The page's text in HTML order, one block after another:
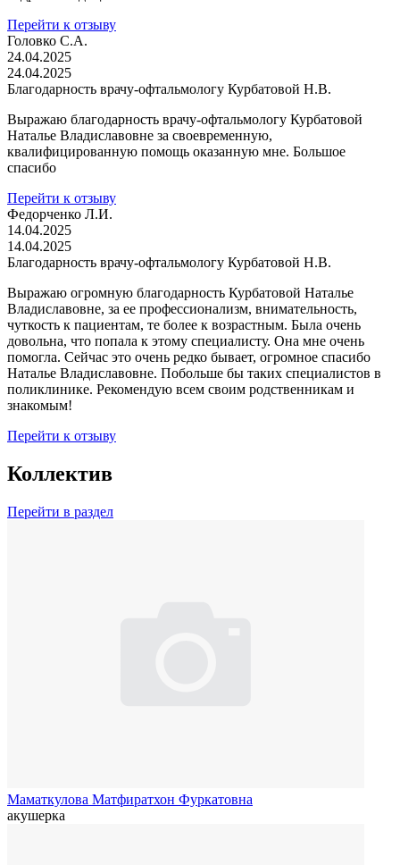
Перейти к отзыву
Головко С.А.
24.04.2025
24.04.2025
Благодарность врачу-офтальмологу Курбатовой Н.В.
Выражаю благодарность врачу-офтальмологу Курбатовой
Наталье Владиславовне за своевременную,
квалифицированную помощь оказанную мне. Большое
спасибо
Перейти к отзыву
Федорченко Л.И.
14.04.2025
14.04.2025
Благодарность врачу-офтальмологу Курбатовой Н.В.
Выражаю огромную благодарность Курбатовой Наталье
Владиславовне, за ее профессионализм, внимательность,
чуткость к пациентам, те более к возрастным. Была очень
довольна, что попала к этому специалисту. Она мне очень
помогла. Сейчас это очень редко бывает, огромное спасибо
Наталье Владиславовне. Побольше бы таких специалистов в
поликлинике. Рекомендую всем своим родственникам и
знакомым!
Перейти к отзыву
Коллектив
Перейти в раздел
Маматкулова Матфиратхон Фуркатовна
акушерка